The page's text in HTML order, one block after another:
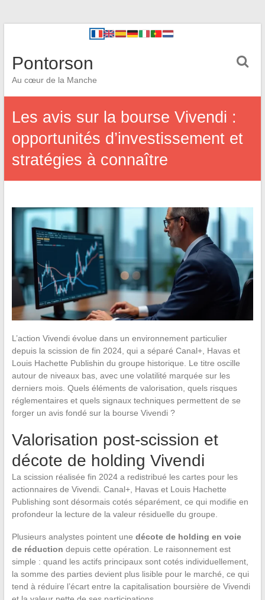
Pontorson
Au cœur de la Manche
Les avis sur la bourse Vivendi :
opportunités d’investissement et
stratégies à connaître
L’action Vivendi évolue dans un environnement particulier
depuis la scission de fin 2024, qui a séparé Canal+, Havas et
Louis Hachette Publishin du groupe historique. Le titre oscille
autour de niveaux bas, avec une volatilité marquée sur les
derniers mois. Quels éléments de valorisation, quels risques
réglementaires et quels signaux techniques permettent de se
forger un avis fondé sur la bourse Vivendi ?
Valorisation post-scission et
décote de holding Vivendi
La scission réalisée fin 2024 a redistribué les cartes pour les
actionnaires de Vivendi. Canal+, Havas et Louis Hachette
Publishing sont désormais cotés séparément, ce qui modifie en
profondeur la lecture de la valeur résiduelle du groupe.
Plusieurs analystes pointent une décote de holding en voie
de réduction depuis cette opération. Le raisonnement est
simple : quand les actifs principaux sont cotés individuellement,
la somme des parties devient plus lisible pour le marché, ce qui
tend à réduire l’écart entre la capitalisation boursière de Vivendi